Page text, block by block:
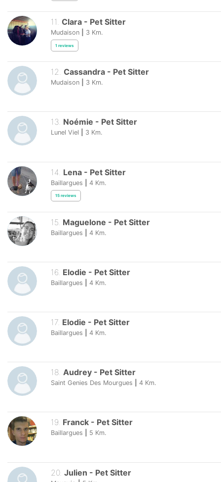
11 Clara - Pet Sitter
Mudaison 3 Km.
1 reviews
12. Cassandra - Pet Sitter
Mudaison 3 Km.
13. Noémie - Pet Sitter
Lunel Viel 3 Km.
14 Lena - Pet Sitter
Baillargues 4 Km.
15 reviews
15 Maguelone - Pet Sitter
Baillargues 4 Km.
16 Elodie - Pet Sitter
Baillargues 4 Km.
17. Elodie - Pet Sitter
Baillargues 4 Km.
18. Audrey - Pet Sitter
Saint Genies Des Mourgues 4 Km.
19. Franck - Pet Sitter
Baillargues 5 Km.
20. Julien - Pet Sitter